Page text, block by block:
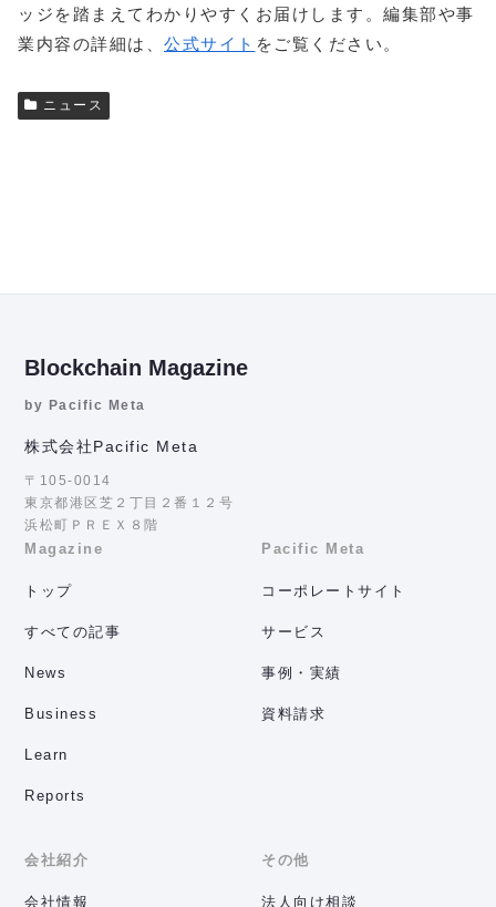
ッジを踏まえてわかりやすくお届けします。編集部や事
業内容の詳細は、 公式サイト をご覧ください。
ニュース
Blockchain Magazine
by Pacific Meta
株式会社Pacific Meta
〒105-0014
東京都港区芝２丁目２番１２号
浜松町ＰＲＥＸ８階
Magazine
トップ
すべての記事
News
Business
Learn
Reports
Pacific Meta
コーポレートサイト
サービス
事例・実績
資料請求
会社紹介
会社情報
その他
法人向け相談